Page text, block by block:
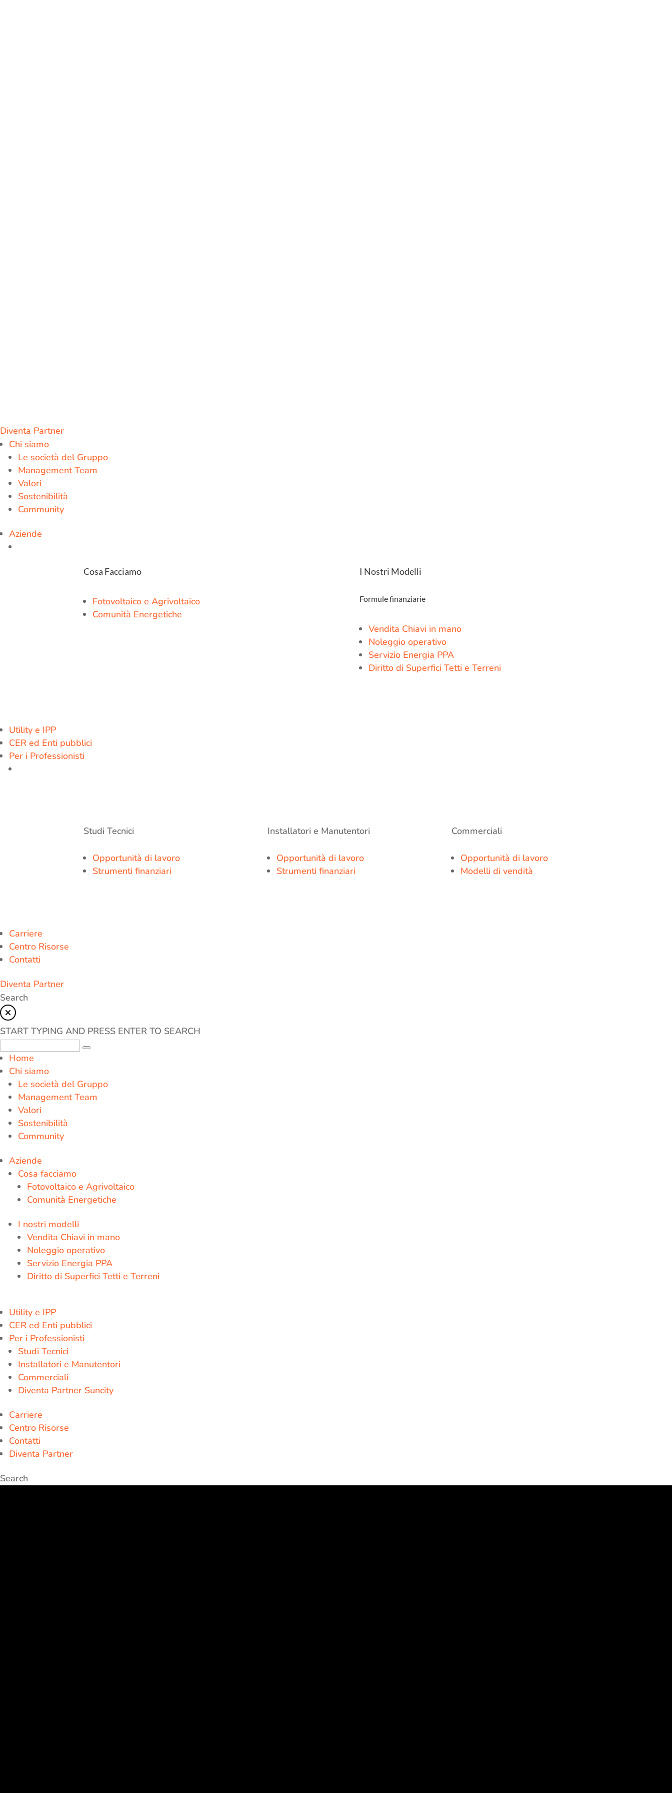
Diventa Partner
Chi siamo
Le società del Gruppo
Management Team
Valori
Sostenibilità
Community
Aziende
Cosa Facciamo
Fotovoltaico e Agrivoltaico
Comunità Energetiche
I Nostri Modelli
Formule finanziarie
Vendita Chiavi in mano
Noleggio operativo
Servizio Energia PPA
Diritto di Superfici Tetti e Terreni
Utility e IPP
CER ed Enti pubblici
Per i Professionisti
Studi Tecnici
Opportunità di lavoro
Strumenti finanziari
Installatori e Manutentori
Opportunità di lavoro
Strumenti finanziari
Commerciali
Opportunità di lavoro
Modelli di vendità
Carriere
Centro Risorse
Contatti
Diventa Partner
Search
START TYPING AND PRESS ENTER TO SEARCH
Home
Chi siamo
Le società del Gruppo
Management Team
Valori
Sostenibilità
Community
Aziende
Cosa facciamo
Fotovoltaico e Agrivoltaico
Comunità Energetiche
I nostri modelli
Vendita Chiavi in mano
Noleggio operativo
Servizio Energia PPA
Diritto di Superfici Tetti e Terreni
Utility e IPP
CER ed Enti pubblici
Per i Professionisti
Studi Tecnici
Installatori e Manutentori
Commerciali
Diventa Partner Suncity
Carriere
Centro Risorse
Contatti
Diventa Partner
Search